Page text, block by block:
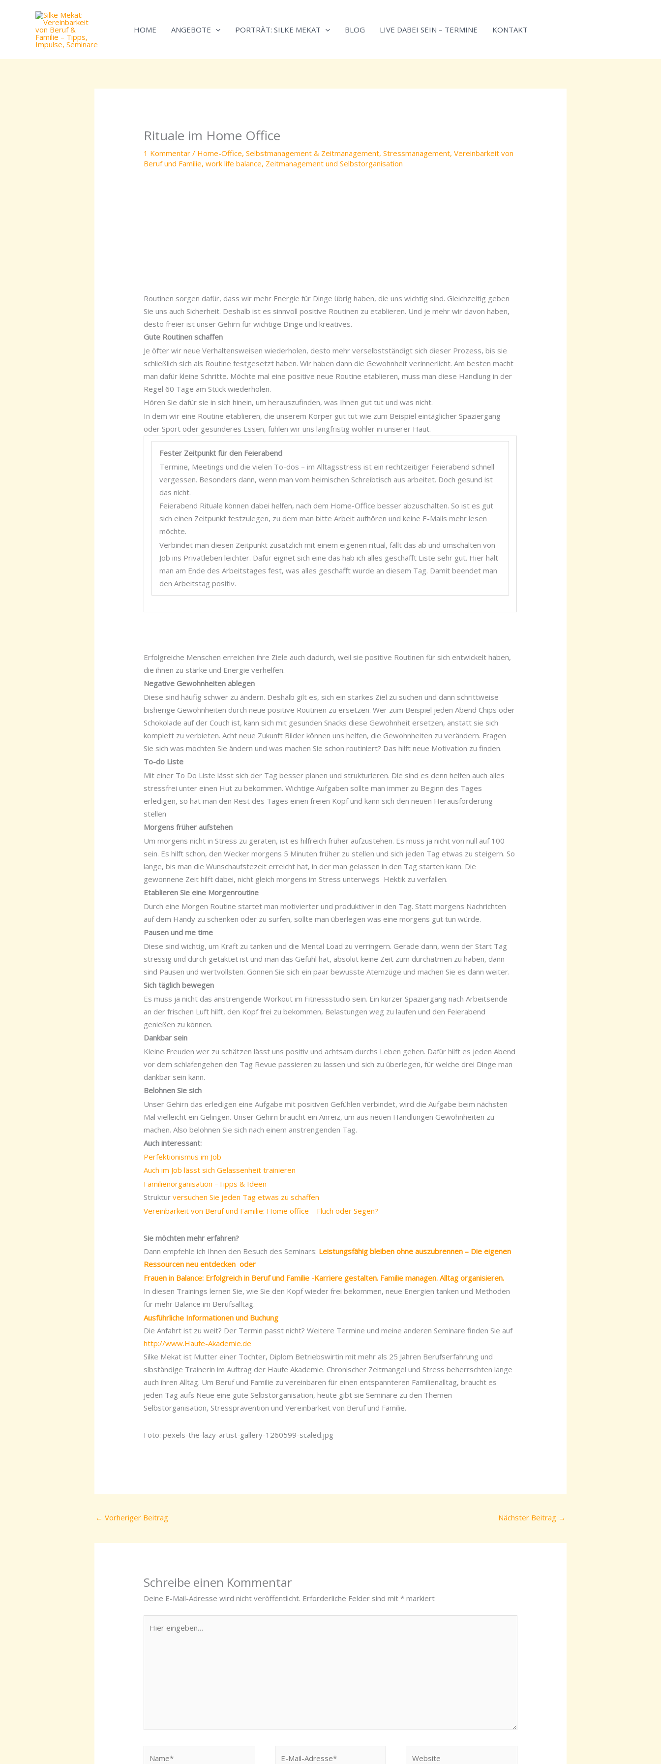
HOME ANGEBOTE PORTRÄT: SILKE MEKAT BLOG LIVE DABEI SEIN – TERMINE KONTAKT
Rituale im Home Office
1 Kommentar / Home-Office,Selbstmanagement & Zeitmanagement,Stressmanagement,Vereinbarkeit von
Beruf und Familie,work life balance, Zeitmanagement und Selbstorganisation
Routinen sorgen dafür, dass wir mehr Energie für Dinge übrig haben, die uns wichtig sind. Gleichzeitig geben
Sie uns auch Sicherheit. Deshalb ist es sinnvoll positive Routinen zu etablieren. Und je mehr wir davon haben,
desto freier ist unser Gehirn für wichtige Dinge und kreatives.
Gute Routinen schaffen
Je öfter wir neue Verhaltensweisen wiederholen, desto mehr verselbstständigt sich dieser Prozess, bis sie
schließlich sich als Routine festgesetzt haben. Wir haben dann die Gewohnheit verinnerlicht. Am besten macht
man dafür kleine Schritte. Möchte mal eine positive neue Routine etablieren, muss man diese Handlung in der
Regel 60 Tage am Stück wiederholen.
Hören Sie dafür sie in sich hinein, um herauszufinden, was Ihnen gut tut und was nicht.
In dem wir eine Routine etablieren, die unserem Körper gut tut wie zum Beispiel eintäglicher Spaziergang
oder Sport oder gesünderes Essen, fühlen wir uns langfristig wohler in unserer Haut.
Fester Zeitpunkt für den Feierabend
Termine, Meetings und die vielen To-dos – im Alltagsstress ist ein rechtzeitiger Feierabend schnell
vergessen. Besonders dann, wenn man vom heimischen Schreibtisch aus arbeitet. Doch gesund ist
das nicht.
Feierabend Rituale können dabei helfen, nach dem Home-Office besser abzuschalten. So ist es gut
sich einen Zeitpunkt festzulegen, zu dem man bitte Arbeit aufhören und keine E-Mails mehr lesen
möchte.
Verbindet man diesen Zeitpunkt zusätzlich mit einem eigenen ritual, fällt das ab und umschalten von
Job ins Privatleben leichter. Dafür eignet sich eine das hab ich alles geschafft Liste sehr gut. Hier hält
man am Ende des Arbeitstages fest, was alles geschafft wurde an diesem Tag. Damit beendet man
den Arbeitstag positiv.
Erfolgreiche Menschen erreichen ihre Ziele auch dadurch, weil sie positive Routinen für sich entwickelt haben,
die ihnen zu stärke und Energie verhelfen.
Negative Gewohnheiten ablegen
Diese sind häufig schwer zu ändern. Deshalb gilt es, sich ein starkes Ziel zu suchen und dann schrittweise
bisherige Gewohnheiten durch neue positive Routinen zu ersetzen. Wer zum Beispiel jeden Abend Chips oder
Schokolade auf der Couch ist, kann sich mit gesunden Snacks diese Gewohnheit ersetzen, anstatt sie sich
komplett zu verbieten. Acht neue Zukunft Bilder können uns helfen, die Gewohnheiten zu verändern. Fragen
Sie sich was möchten Sie ändern und was machen Sie schon routiniert? Das hilft neue Motivation zu finden.
To-do Liste
Mit einer To Do Liste lässt sich der Tag besser planen und strukturieren. Die sind es denn helfen auch alles
stressfrei unter einen Hut zu bekommen. Wichtige Aufgaben sollte man immer zu Beginn des Tages
erledigen, so hat man den Rest des Tages einen freien Kopf und kann sich den neuen Herausforderung
stellen
Morgens früher aufstehen
Um morgens nicht in Stress zu geraten, ist es hilfreich früher aufzustehen. Es muss ja nicht von null auf 100
sein. Es hilft schon, den Wecker morgens 5 Minuten früher zu stellen und sich jeden Tag etwas zu steigern. So
lange, bis man die Wunschaufstezeit erreicht hat, in der man gelassen in den Tag starten kann. Die
gewonnene Zeit hilft dabei, nicht gleich morgens im Stress unterwegs Hektik zu verfallen.
Etablieren Sie eine Morgenroutine
Durch eine Morgen Routine startet man motivierter und produktiver in den Tag. Statt morgens Nachrichten
auf dem Handy zu schenken oder zu surfen, sollte man überlegen was eine morgens gut tun würde.
Pausen und me time
Diese sind wichtig, um Kraft zu tanken und die Mental Load zu verringern. Gerade dann, wenn der Start Tag
stressig und durch getaktet ist und man das Gefühl hat, absolut keine Zeit zum durchatmen zu haben, dann
sind Pausen und wertvollsten. Gönnen Sie sich ein paar bewusste Atemzüge und machen Sie es dann weiter.
Sich täglich bewegen
Es muss ja nicht das anstrengende Workout im Fitnessstudio sein. Ein kurzer Spaziergang nach Arbeitsende
an der frischen Luft hilft, den Kopf frei zu bekommen, Belastungen weg zu laufen und den Feierabend
genießen zu können.
Dankbar sein
Kleine Freuden wer zu schätzen lässt uns positiv und achtsam durchs Leben gehen. Dafür hilft es jeden Abend
vor dem schlafengehen den Tag Revue passieren zu lassen und sich zu überlegen, für welche drei Dinge man
dankbar sein kann.
Belohnen Sie sich
Unser Gehirn das erledigen eine Aufgabe mit positiven Gefühlen verbindet, wird die Aufgabe beim nächsten
Mal vielleicht ein Gelingen. Unser Gehirn braucht ein Anreiz, um aus neuen Handlungen Gewohnheiten zu
machen. Also belohnen Sie sich nach einem anstrengenden Tag.
Auch interessant:
Perfektionismus im Job
Auch im Job lässt sich Gelassenheit trainieren
Familienorganisation –Tipps & Ideen
Strukturversuchen Sie jeden Tag etwas zu schaffen
Vereinbarkeit von Beruf und Familie: Home office – Fluch oder Segen?
Sie möchten mehr erfahren?
Dann empfehle ich Ihnen den Besuch des Seminars: Leistungsfähig bleiben ohne auszubrennen – Die eigenen
Ressourcen neu entdecken oder
Frauen in Balance: Erfolgreich in Beruf und Familie -Karriere gestalten. Familie managen. Alltag organisieren.
In diesen Trainings lernen Sie, wie Sie den Kopf wieder frei bekommen, neue Energien tanken und Methoden
für mehr Balance im Berufsalltag.
Ausführliche Informationen und Buchung
Die Anfahrt ist zu weit? Der Termin passt nicht? Weitere Termine und meine anderen Seminare finden Sie auf
http://www.Haufe-Akademie.de
Silke Mekat ist Mutter einer Tochter, Diplom Betriebswirtin mit mehr als 25 Jahren Berufserfahrung und
slbständige Trainerin im Auftrag der Haufe Akademie. Chronischer Zeitmangel und Stress beherrschten lange
auch ihren Alltag. Um Beruf und Familie zu vereinbaren für einen entspannteren Familienalltag, braucht es
jeden Tag aufs Neue eine gute Selbstorganisation, heute gibt sie Seminare zu den Themen
Selbstorganisation, Stressprävention und Vereinbarkeit von Beruf und Familie.
Foto: pexels-the-lazy-artist-gallery-1260599-scaled.jpg
← Vorheriger Beitrag Nächster Beitrag →
Schreibe einen Kommentar
Deine E-Mail-Adresse wird nicht veröffentlicht. Erforderliche Felder sind mit* markiert
eingeben…
sich
reduzieren
Einfach